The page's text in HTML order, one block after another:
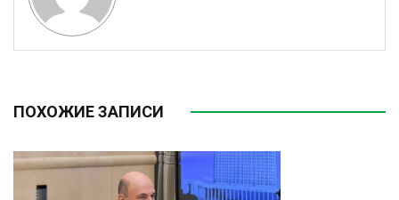
ПОХОЖИЕ ЗАПИСИ